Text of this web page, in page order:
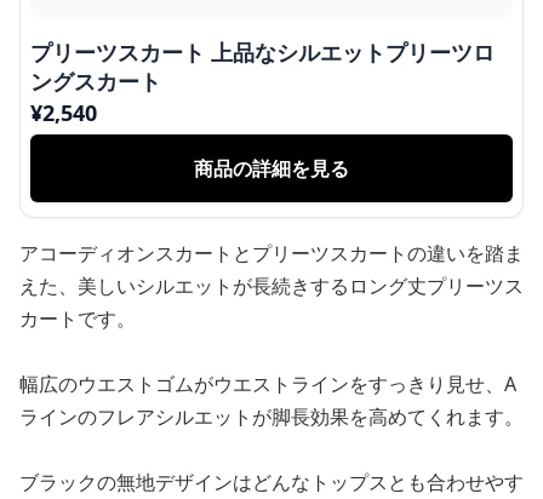
プリーツスカート 上品なシルエットプリーツロ
ングスカート
¥2,540
商品の詳細を見る
アコーディオンスカートとプリーツスカートの違いを踏ま
えた、美しいシルエットが長続きするロング丈プリーツス
カートです。
幅広のウエストゴムがウエストラインをすっきり見せ、A
ラインのフレアシルエットが脚長効果を高めてくれます。
ブラックの無地デザインはどんなトップスとも合わせやす